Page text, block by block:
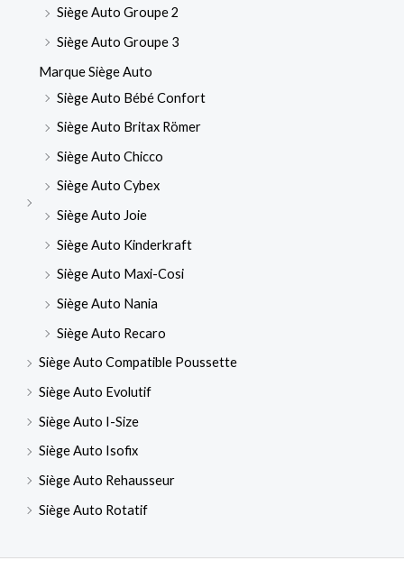
Siège Auto Groupe 2
Siège Auto Groupe 3
Marque Siège Auto
Siège Auto Bébé Confort
Siège Auto Britax Römer
Siège Auto Chicco
Siège Auto Cybex
Siège Auto Joie
Siège Auto Kinderkraft
Siège Auto Maxi-Cosi
Siège Auto Nania
Siège Auto Recaro
Siège Auto Compatible Poussette
Siège Auto Evolutif
Siège Auto I-Size
Siège Auto Isofix
Siège Auto Rehausseur
Siège Auto Rotatif